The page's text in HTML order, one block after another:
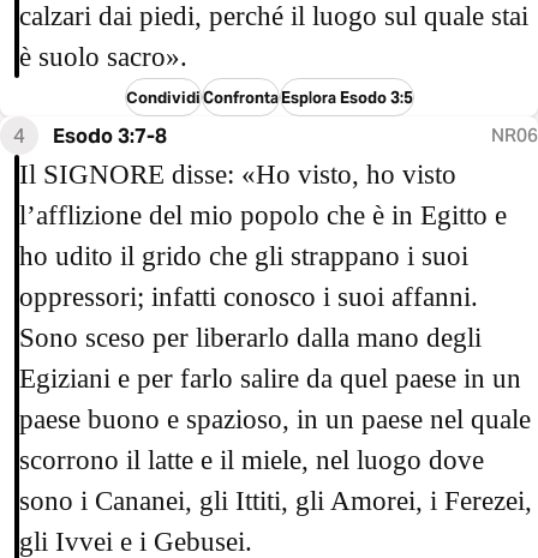
calzari dai piedi, perché il luogo sul quale stai
è suolo sacro».
CondividiConfrontaEsplora Esodo 3:5
4 Esodo 3:7-8 NR06
Il SIGNORE disse: «Ho visto, ho visto
l’afflizione del mio popolo che è in Egitto e
ho udito il grido che gli strappano i suoi
oppressori; infatti conosco i suoi affanni.
Sono sceso per liberarlo dalla mano degli
Egiziani e per farlo salire da quel paese in un
paese buono e spazioso, in un paese nel quale
scorrono il latte e il miele, nel luogo dove
sono i Cananei, gli Ittiti, gli Amorei, i Ferezei,
gli Ivvei e i Gebusei.